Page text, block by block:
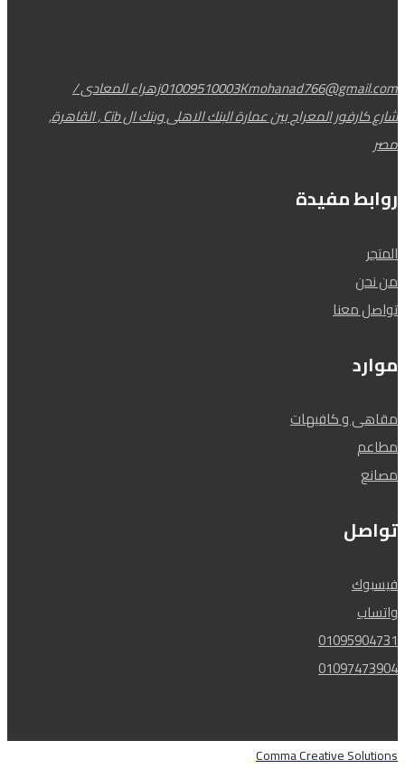
01009510003Kmohanad766@gmail.com
زهراء المعادى /
شارع كارفور المعراج بين عمارة البنك الاهلى وبنك ال Cib , القاهرة,
مصر
روابط مفيدة
المتجر
من نحن
تواصل معنا
موارد
مقاهى و كافيهات
مطاعم
مصانع
تواصل
فيسبوك
واتساب
01095904731
01097473904
Comma Creative Solutions